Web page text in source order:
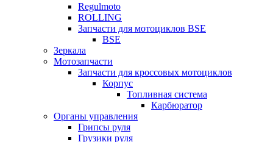
Regulmoto
ROLLING
Запчасти для мотоциклов BSE
BSE
Зеркала
Мотозапчасти
Запчасти для кроссовых мотоциклов
Корпус
Топливная система
Карбюратор
Органы управления
Грипсы руля
Грузики руля